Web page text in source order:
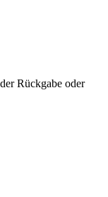
Rückgabe oder